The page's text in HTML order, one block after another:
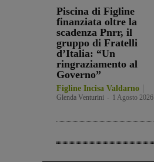
Piscina di Figline
finanziata oltre la
scadenza Pnrr, il
gruppo di Fratelli
d’Italia: “Un
ringraziamento al
Governo”
Figline Incisa Valdarno
Glenda Venturini 1 Agosto 2026